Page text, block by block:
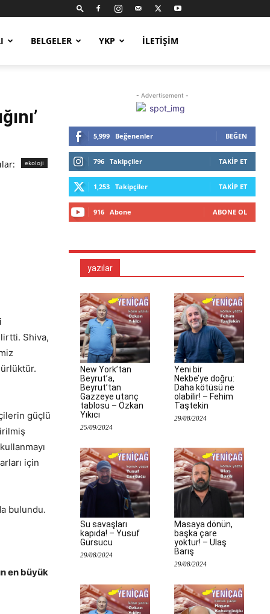
BELGELER YKP İLETIŞIM
ekoloji
Shiva,
güçlü
için
bulundu.
en büyük
- Advertisement -
5,999 Beğenenler BEĞEN
796 Takipçiler TAKIP ET
1,253 Takipçiler TAKIP ET
916 Abone ABONE OL
yazılar
New York’tan
Beyrut’a,
Beyrut’tan
Gazzeye utanç
tablosu – Özkan
Yıkıcı
25/09/2024
Yeni bir
Nekbe’ye doğru:
Daha kötüsü ne
olabilir! – Fehim
Taştekin
29/08/2024
Su savaşları
kapıda! – Yusuf
Gürsucu
29/08/2024
Masaya dönün,
başka çare
yoktur! – Ulaş
Barış
29/08/2024